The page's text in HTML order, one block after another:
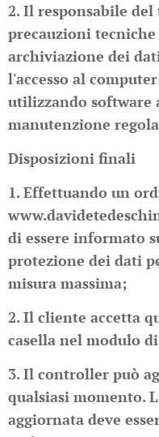
2. Il responsabile
precauzioni
archiviazione dei
l'accesso al
utilizzando software
manutenzione
Disposizioni finali
1. Effettuando un
di essere informato
protezione dei dati
misura massima;
2. Il cliente accetta
casella nel modulo
3. Il controller può
qualsiasi momento.
aggiornata deve